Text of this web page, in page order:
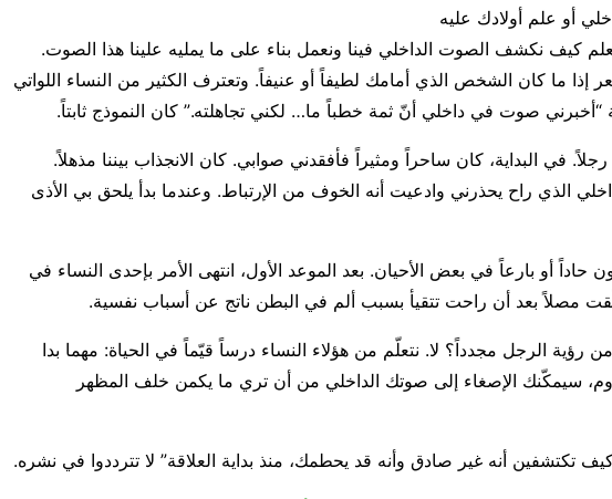
أو علم أولادك عليه
كيف نكشف الصوت الداخلي فينا ونعمل بناء على ما يمليه علينا هذا الصوت.
إذا ما كان الشخص الذي أمامك لطيفاً أو عنيفاً. وتعترف الكثير من النساء اللواتي
صوت في داخلي أنّ ثمة خطباً ما… لكني تجاهلته.” كان النموذج ثابتاً.
في البداية، كان ساحراً ومثيراً فأفقدني صوابي. كان الانجذاب بيننا مذهلاً.
الذي راح يحذرني وادعيت أنه الخوف من الإرتباط. وعندما بدأ يلحق بي الأذى
حاداً أو بارعاً في بعض الأحيان. بعد الموعد الأول، انتهى الأمر بإحدى النساء في
مصلاً بعد أن راحت تتقيأ بسبب ألم في البطن ناتج عن أسباب نفسية.
رؤية الرجل مجدداً؟ لا. نتعلّم من هؤلاء النساء درساً قيّماً في الحياة: مهما بدا
سيمكّنك الإصغاء إلى صوتك الداخلي من أن تري ما يكمن خلف المظهر
تكتشفين أنه غير صادق وأنه قد يحطمك، منذ بداية العلاقة” لا تترددوا في نشره.